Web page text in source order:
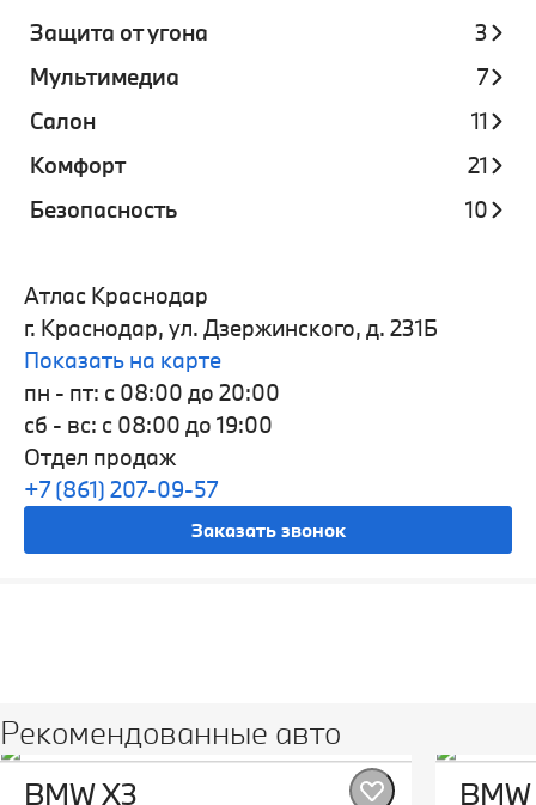
Защита от угона
3
Мультимедиа
7
Салон
11
Комфорт
21
Безопасность
10
Атлас Краснодар
г. Краснодар, ул. Дзержинского, д. 231Б
Показать на карте
пн - пт: с 08:00 до 20:00
сб - вс: с 08:00 до 19:00
Отдел продаж
+7 (861) 207-09-57
Заказать звонок
Рекомендованные авто
BMW X3